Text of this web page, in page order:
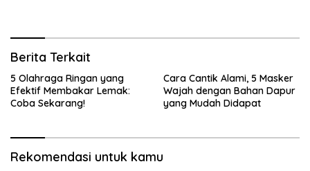
Berita Terkait
5 Olahraga Ringan yang
Efektif Membakar Lemak:
Coba Sekarang!
Cara Cantik Alami, 5 Masker
Wajah dengan Bahan Dapur
yang Mudah Didapat
Rekomendasi untuk kamu